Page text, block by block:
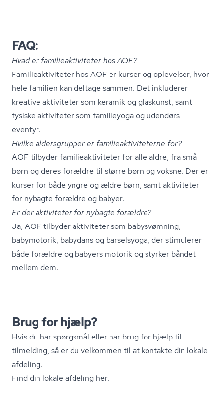
FAQ:
Hvad er fa­mi­lie­ak­ti­vi­te­ter hos AOF?
Fa­mi­lie­ak­ti­vi­te­ter hos AOF er kurser og oplevelser, hvor
hele familien kan deltage sammen. Det inkluderer
kreative aktiviteter som keramik og glaskunst, samt
fysiske aktiviteter som familieyoga og udendørs
eventyr.
Hvilke aldersgrupper er fa­mi­lie­ak­ti­vi­te­ter­ne for?
AOF tilbyder fa­mi­lie­ak­ti­vi­te­ter for alle aldre, fra små
børn og deres forældre til større børn og voksne. Der er
kurser for både yngre og ældre børn, samt aktiviteter
for nybagte forældre og babyer.
Er der aktiviteter for nybagte forældre?
Ja, AOF tilbyder aktiviteter som babysvømning,
babymotorik, babydans og barselsyoga, der stimulerer
både forældre og babyers motorik og styrker båndet
mellem dem.
Brug for hjælp?
Hvis du har spørgsmål eller har brug for hjælp til
tilmelding, så er du velkommen til at kontakte din lokale
afdeling.
Find din lokale afdeling hér.